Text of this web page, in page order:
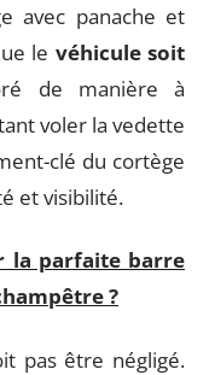
avec panache et
le véhicule soit
de manière à
voler la vedette
clé du cortège
et visibilité.
la parfaite barre
?
pas être négligé.